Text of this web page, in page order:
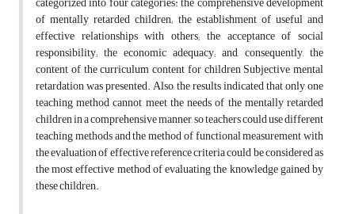
of mentally retarded children; the establishment of useful and
effective relationships with others; the acceptance of social
responsibility; the economic adequacy; and, consequently, the
content of the curriculum content for children Subjective mental
retardation was presented. Also, the results indicated that only one
teaching method cannot meet the needs of the mentally retarded
children in a comprehensive manner, so teachers could use different
teaching methods and the method of functional measurement with
the evaluation of effective reference criteria could be considered as
the most effective method of evaluating the knowledge gained by
these children.